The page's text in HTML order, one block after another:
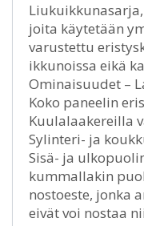
joita käytetään
varustettu
ikkunoissa eikä
Ominaisuudet –
Koko paneelin
Kuulalaakereilla
Sylinteri- ja
Sisä- ja
kummallakin
nostoeste, jonka
eivät voi nostaa